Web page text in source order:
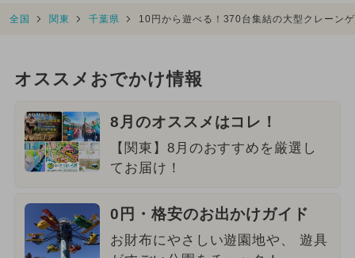
全国 関東 千葉県 10円から遊べる！370台集結の大型クレーン
オススメおでかけ情報
8月のオススメはコレ！
【関東】8月のおすすめを厳選し
てお届け！
0円・格安のお出かけガイド
お財布にやさしい遊園地や、 遊具